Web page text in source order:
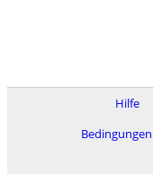
Hilfe
Bedingungen